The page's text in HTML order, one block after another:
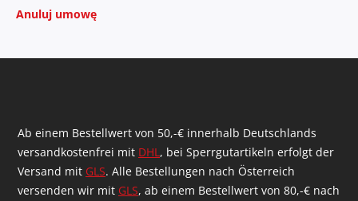
Anuluj umowę
Ab einem Bestellwert von 50,-€ innerhalb Deutschlands
versandkostenfrei mit DHL, bei Sperrgutartikeln erfolgt der
Versand mit GLS. Alle Bestellungen nach Österreich
versenden wir mit GLS, ab einem Bestellwert von 80,-€ nach